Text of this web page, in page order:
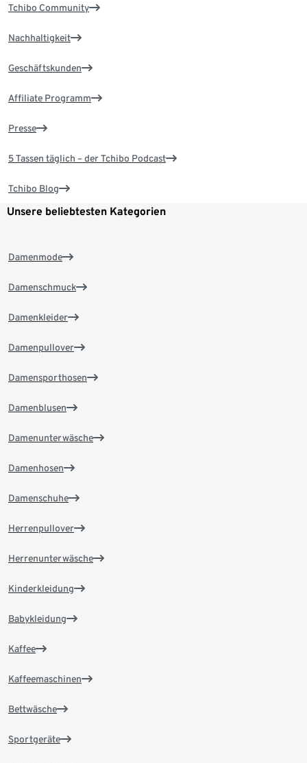
Tchibo Community
Nachhaltigkeit
Geschäftskunden
Affiliate Programm
Presse
5 Tassen täglich – der Tchibo Podcast
Tchibo Blog
Unsere beliebtesten Kategorien
Damenmode
Damenschmuck
Damenkleider
Damenpullover
Damensporthosen
Damenblusen
Damenunterwäsche
Damenhosen
Damenschuhe
Herrenpullover
Herrenunterwäsche
Kinderkleidung
Babykleidung
Kaffee
Kaffeemaschinen
Bettwäsche
Sportgeräte